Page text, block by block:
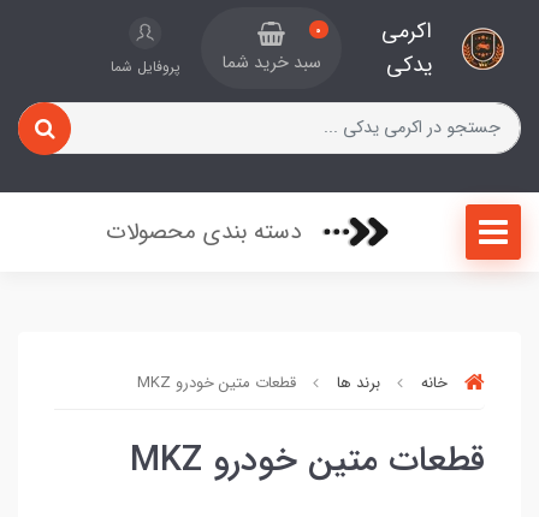
اکرمی
یدکی
0
سبد خرید شما پروفایل شما
دسته بندی محصولات
خانه برند ها قطعات متین خودرو MKZ
قطعات متین خودرو MKZ